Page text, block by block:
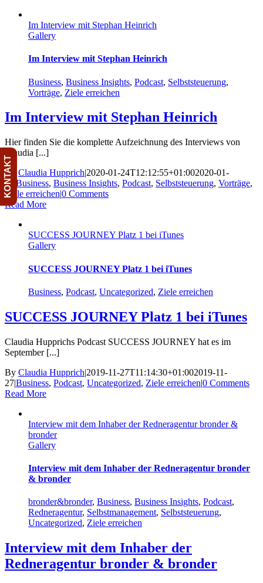
Skip
content
Im Interview mit Stephan Heinrich
Gallery
Im Interview mit Stephan Heinrich
Business, Business Insights, Podcast, Selbststeuerung,
Vorträge, Ziele erreichen
Im Interview mit Stephan Heinrich
Hier finden Sie die komplette Aufzeichnung des Interviews von
Claudia [...]
By Claudia Hupprich|2020-01-24T12:12:55+01:002020-01-
24
Business, Business Insights, Podcast, Selbststeuerung, Vorträge,
Ziele erreichen|0 Comments
Read More
SUCCESS JOURNEY Platz 1 bei iTunes
Gallery
SUCCESS JOURNEY Platz 1 bei iTunes
Business, Podcast, Uncategorized, Ziele erreichen
SUCCESS JOURNEY Platz 1 bei iTunes
Claudia Hupprichs Podcast SUCCESS JOURNEY hat es im
September [...]
By Claudia Hupprich|2019-11-27T11:14:30+01:002019-11-
27|Business, Podcast, Uncategorized, Ziele erreichen|0 Comments
Read More
Interview mit dem Inhaber der Redneragentur bronder &
bronder
Gallery
Interview mit dem Inhaber der Redneragentur bronder
& bronder
bronder&bronder, Business, Business Insights, Podcast,
Redneragentur, Selbstmanagement, Selbststeuerung,
Uncategorized, Ziele erreichen
Interview mit dem Inhaber der
Redneragentur bronder & bronder
KONTAKT